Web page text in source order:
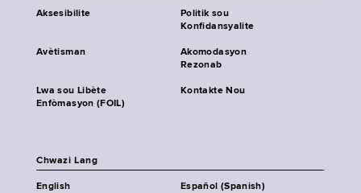
Aksesibilite
Politik sou
Konfidansyalite
Avètisman
Akomodasyon
Rezonab
Lwa sou Libète
Enfòmasyon (FOIL)
Kontakte Nou
Chwazi Lang
English Español (Spanish)